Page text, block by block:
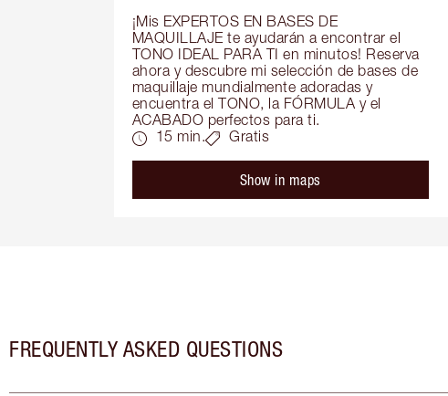
¡Mis EXPERTOS EN BASES DE
MAQUILLAJE te ayudarán a encontrar el
TONO IDEAL PARA TI en minutos! Reserva
ahora y descubre mi selección de bases de
maquillaje mundialmente adoradas y
encuentra el TONO, la FÓRMULA y el
ACABADO perfectos para ti.
15 min.
Gratis
Show in maps
FREQUENTLY ASKED QUESTIONS